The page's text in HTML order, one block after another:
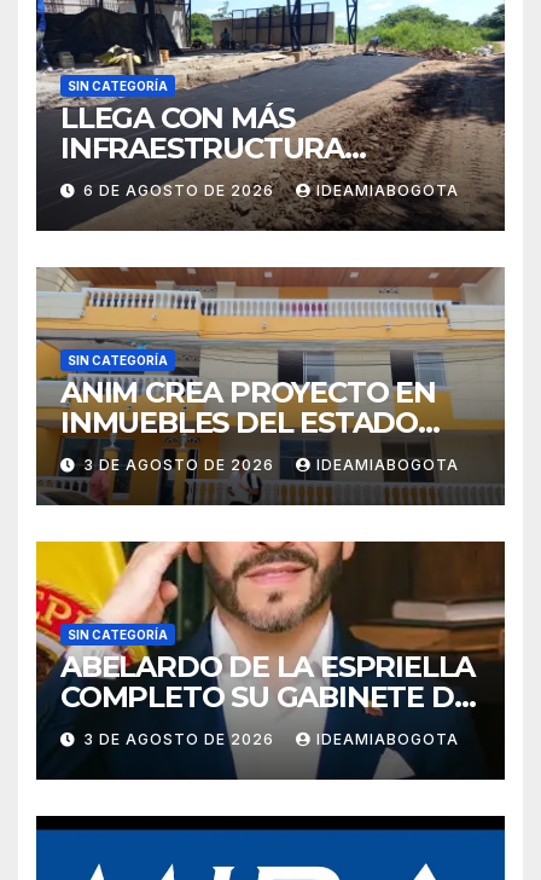
SIN CATEGORÍA
LLEGA CON MÁS
INFRAESTRUCTURA
EDUCATIVA A MAJAGUAL
SUCRE
6 DE AGOSTO DE 2026 IDEAMIABOGOTA
SIN CATEGORÍA
ANIM CREA PROYECTO EN
INMUEBLES DEL ESTADO
PARA VIVIENDA A MADRES
CABEZA DE FAMILIA
3 DE AGOSTO DE 2026 IDEAMIABOGOTA
SIN CATEGORÍA
ABELARDO DE LA ESPRIELLA
COMPLETO SU GABINETE DE
GOBIERNO
3 DE AGOSTO DE 2026 IDEAMIABOGOTA